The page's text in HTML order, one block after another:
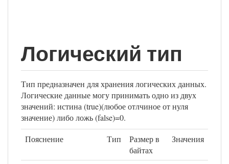
Логический тип
Тип предназначен для хранения логических данных.
Логические данные могу принимать одно из двух
значений: истина (true)(любое отлчиное от нуля
значение) либо ложь (false)=0.
Пояснение
Тип
Размер в
байтах
Значения